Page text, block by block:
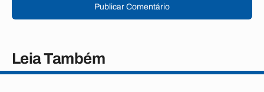
Publicar Comentário
Leia Também